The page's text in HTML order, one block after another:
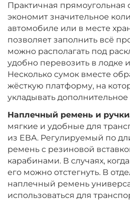
Практичная прямоугольная
экономит значительное
автомобиле или в месте
позволяет заполнить всё
можно располагать под
удобно перевозить в лодке
Несколько сумок вместе
жёсткую платформу, на
укладывать
Наплечный ремень и
мягкие и удобные для
из ЕВА. Регулируемый по
ремень с резиновой
карабинами. В случаях,
его можно отстегнуть. В
наплечный ремень
использоваться для